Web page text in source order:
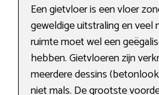
Een gietvloer is een vloer
geweldige uitstraling en veel
ruimte moet wel een
hebben. Gietvloeren zijn
meerdere dessins
niet mals. De grootste